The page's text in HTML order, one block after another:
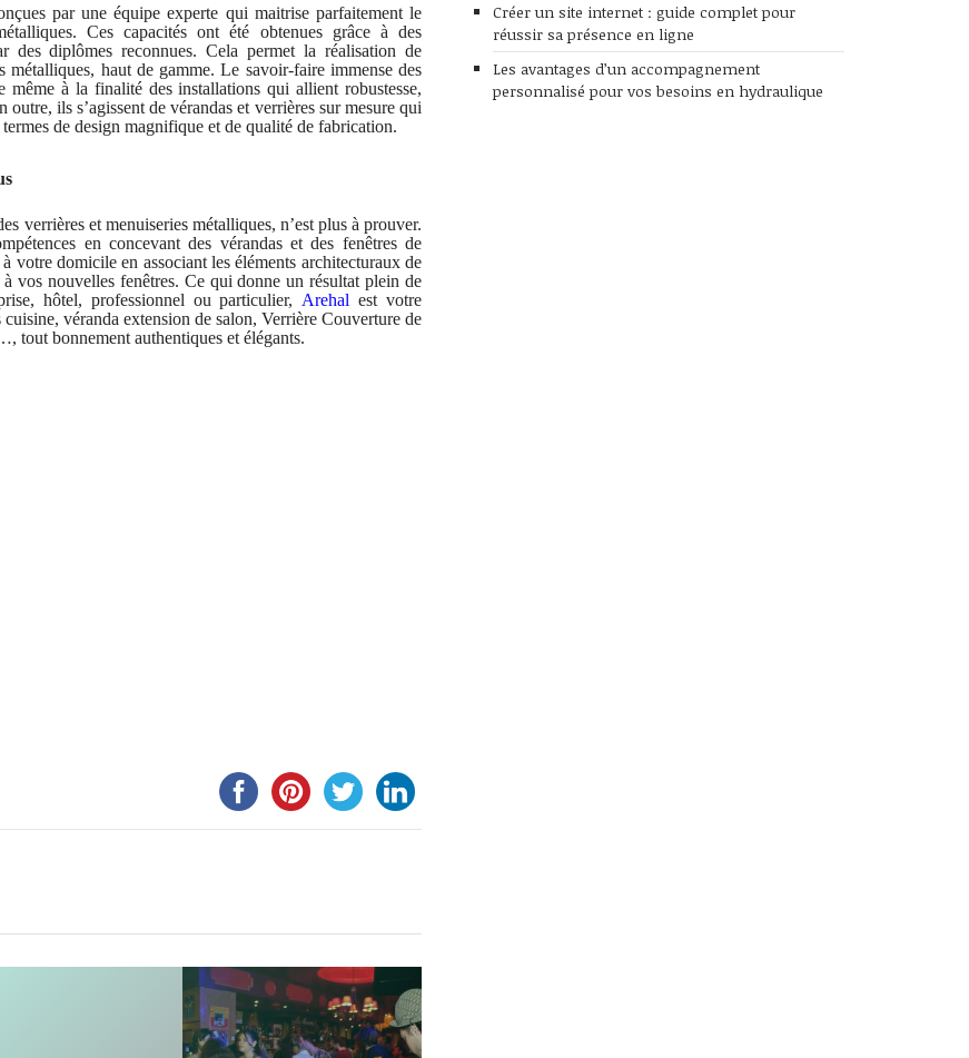
par une équipe experte qui maitrise parfaitement le
Ces capacités ont été obtenues grâce à des
des diplômes reconnues. Cela permet la réalisation de
métalliques, haut de gamme. Le savoir-faire immense des
même à la finalité des installations qui allient robustesse,
ils s’agissent de vérandas et verrières sur mesure qui
de design magnifique et de qualité de fabrication.
verrières et menuiseries métalliques, n’est plus à prouver.
en concevant des vérandas et des fenêtres de
votre domicile en associant les éléments architecturaux de
vos nouvelles fenêtres. Ce qui donne un résultat plein de
hôtel, professionnel ou particulier, Arehal est votre
véranda extension de salon, Verrière Couverture de
tout bonnement authentiques et élégants.
Créer un site internet : guide complet pour
réussir sa présence en ligne
Les avantages d’un accompagnement
personnalisé pour vos besoins en hydraulique